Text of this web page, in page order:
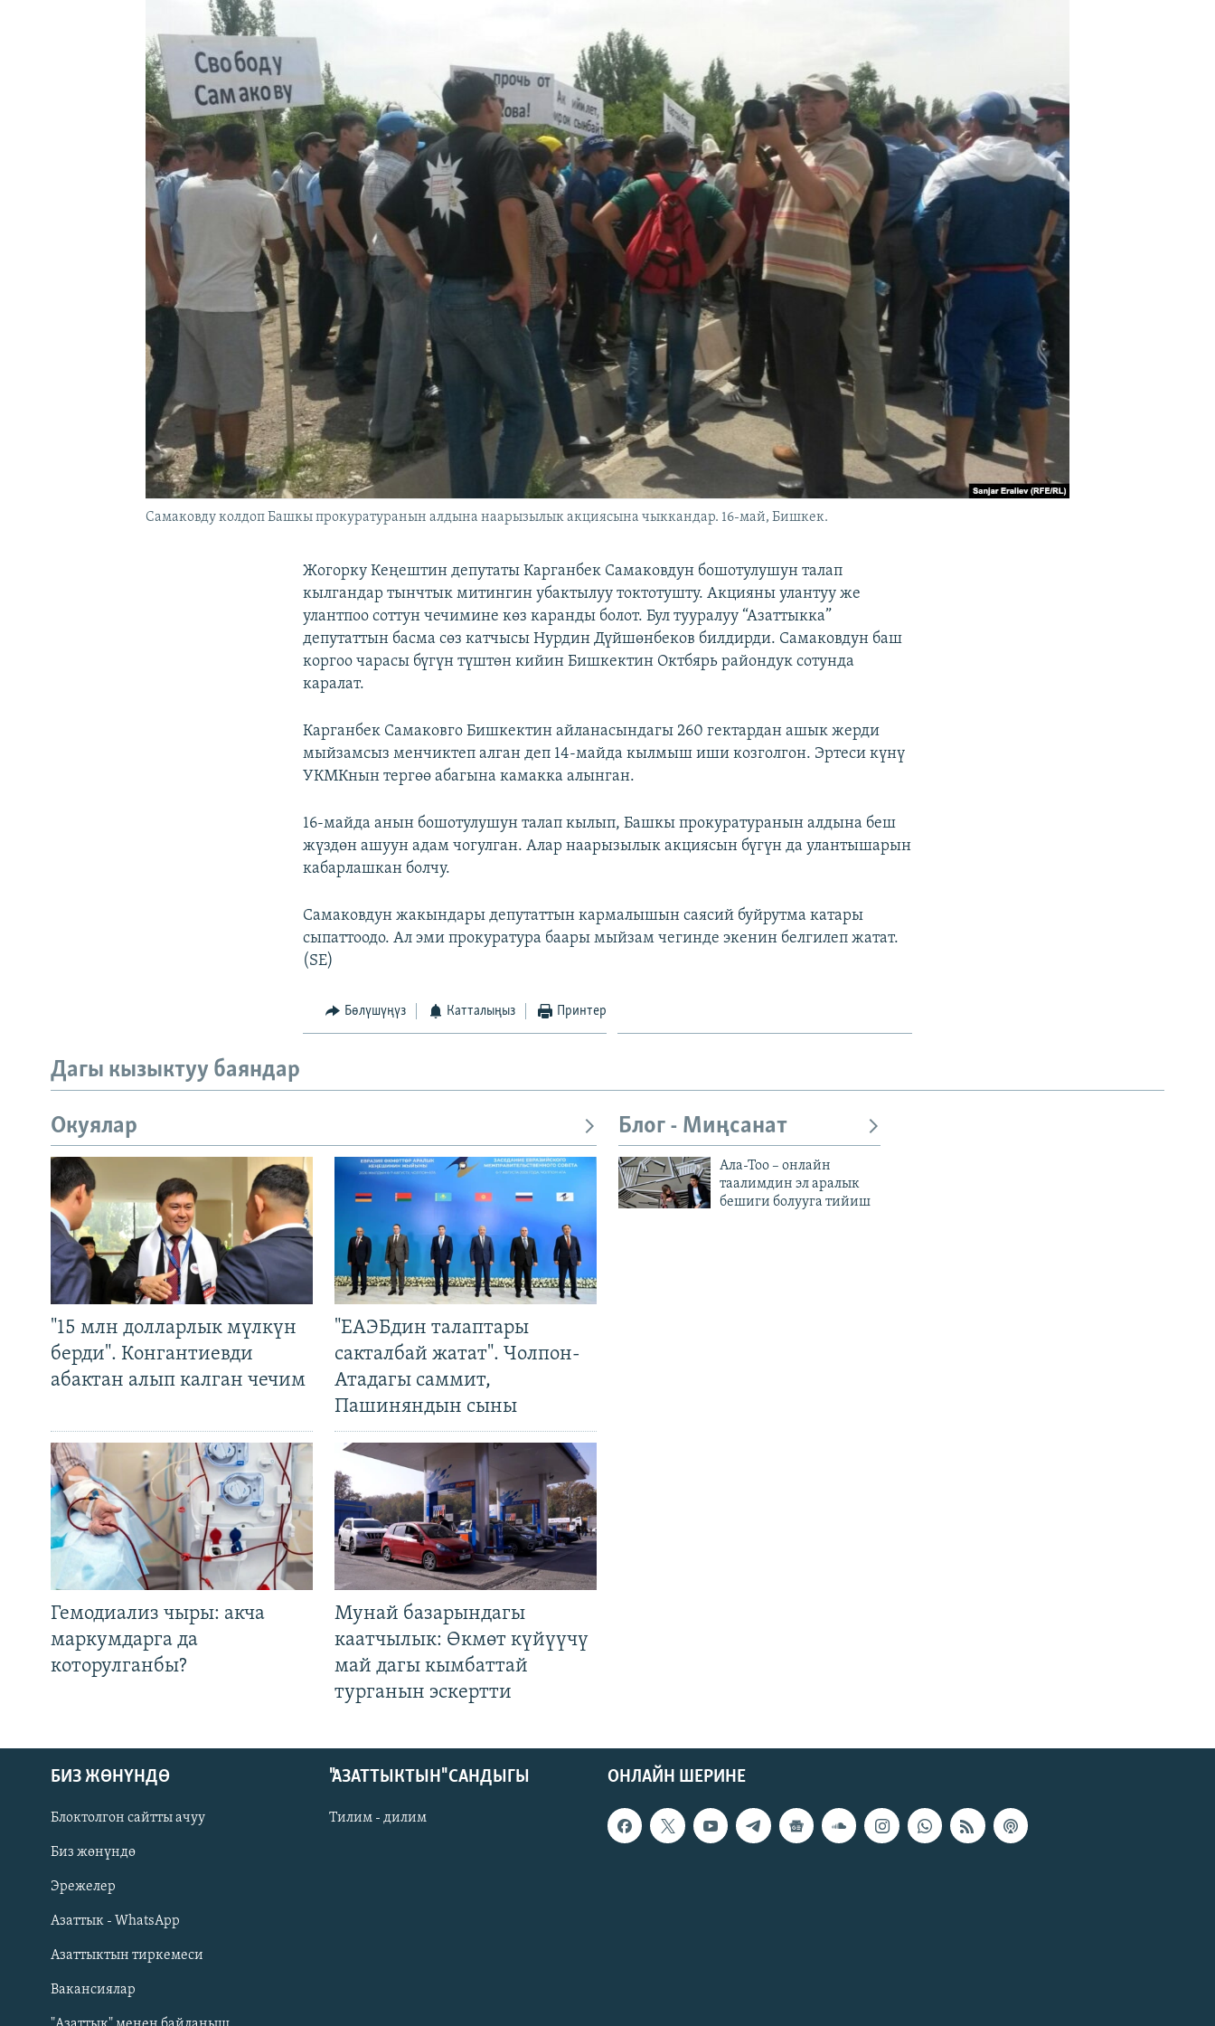
ЫҢГАЙСЫЗ СУРООЛОР
Русский
ОНЛАЙН ШЕРИНЕ
Cамаковду колдоп Башкы прокуратуранын алдына наарызылык акциясына чыккандар. 16-май, Бишкек.
Жогорку Кеңештин депутаты Карганбек Самаковдун бошотулушун талап
кылгандар тынчтык митингин убактылуу токтотушту. Акцияны улантуу же
улантпоо соттун чечимине көз каранды болот. Бул тууралуу “Азаттыкка”
депутаттын басма сөз катчысы Нурдин Дүйшөнбеков билдирди. Самаковдун баш
коргоо чарасы бүгүн түштөн кийин Бишкектин Октбярь райондук сотунда
каралат.
Карганбек Самаковго Бишкектин айланасындагы 260 гектардан ашык жерди
мыйзамсыз менчиктеп алган деп 14-майда кылмыш иши козголгон. Эртеси күнү
УКМКнын тергөө абагына камакка алынган.
16-майда анын бошотулушун талап кылып, Башкы прокуратуранын алдына беш
жүздөн ашуун адам чогулган. Алар наарызылык акциясын бүгүн да улантышарын
кабарлашкан болчу.
Самаковдун жакындары депутаттын кармалышын саясий буйрутма катары
сыпаттоодо. Ал эми прокуратура баары мыйзам чегинде экенин белгилеп жатат.
(SE)
Бөлүшүңүз Катталыңыз Принтер
Дагы кызыктуу баяндар
Окуялар
"15 млн долларлык мүлкүн
берди". Конгантиевди
абактан алып калган чечим
"ЕАЭБдин талаптары
сакталбай жатат". Чолпон-
Атадагы саммит,
Пашиняндын сыны
Гемодиализ чыры: акча
маркумдарга да
которулганбы?
Мунай базарындагы
каатчылык: Өкмөт күйүүчү
май дагы кымбаттай
турганын эскертти
Блог - Миңсанат
Ала-Тоо – онлайн
таалимдин эл аралык
бешиги болууга тийиш
ОНЛАЙН ШЕРИНЕ
БИЗ ЖӨНҮНДӨ
Блоктолгон сайтты ачуу
Биз жөнүндө
Эрежелер
Азаттык - WhatsApp
Азаттыктын тиркемеси
Вакансиялар
"АЗАТТЫКТЫН" САНДЫГЫ
Тилим - дилим